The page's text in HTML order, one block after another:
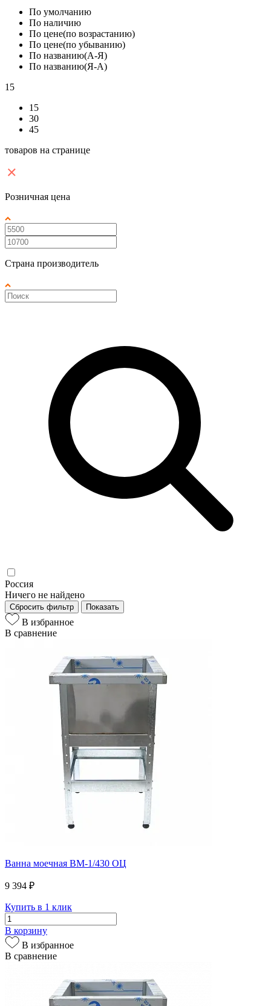
По умолчанию
По наличию
По цене(по возрастанию)
По цене(по убыванию)
По названию(А-Я)
По названию(Я-А)
15
15
30
45
товаров на странице
Розничная цена
Страна производитель
Россия
Ничего не найдено
Сбросить фильтр Показать
В избранное
В сравнение
Ванна моечная ВМ-1/430 ОЦ
9 394 ₽
Купить в 1 клик
В корзину
В избранное
В сравнение